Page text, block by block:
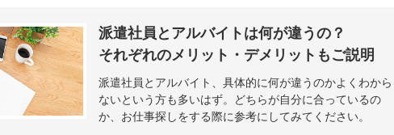
派遣社員とアルバイトは何が違うの？
それぞれのメリット・デメリットもご説明
派遣社員とアルバイト、具体的に何が違うのかよくわから
ないという方も多いはず。どちらが自分に合っているの
か、お仕事探しをする際に参考にしてみてください。